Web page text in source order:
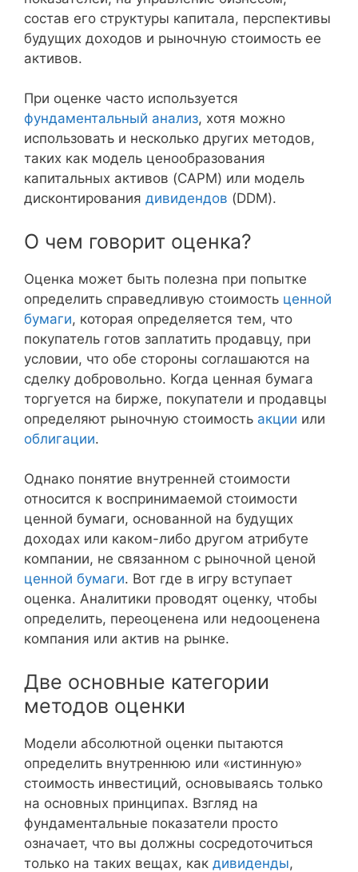
состав его структуры капитала, перспективы
будущих доходов и рыночную стоимость ее
активов.
При оценке часто используется
фундаментальный анализ, хотя можно
использовать и несколько других методов,
таких как модель ценообразования
капитальных активов (CAPM) или модель
дисконтирования дивидендов (DDM).
О чем говорит оценка?
Оценка может быть полезна при попытке
определить справедливую стоимость ценной
бумаги, которая определяется тем, что
покупатель готов заплатить продавцу, при
условии, что обе стороны соглашаются на
сделку добровольно. Когда ценная бумага
торгуется на бирже, покупатели и продавцы
определяют рыночную стоимость акции или
облигации.
Однако понятие внутренней стоимости
относится к воспринимаемой стоимости
ценной бумаги, основанной на будущих
доходах или каком-либо другом атрибуте
компании, не связанном с рыночной ценой
ценной бумаги. Вот где в игру вступает
оценка. Аналитики проводят оценку, чтобы
определить, переоценена или недооценена
компания или актив на рынке.
Две основные категории
методов оценки
Модели абсолютной оценки пытаются
определить внутреннюю или «истинную»
стоимость инвестиций, основываясь только
на основных принципах. Взгляд на
фундаментальные показатели просто
означает, что вы должны сосредоточиться
только на таких вещах, как дивиденды,